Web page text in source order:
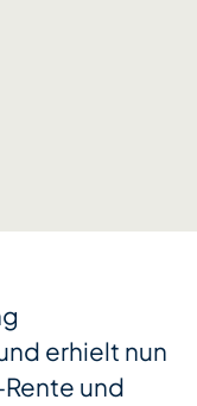
erhielt nun
und